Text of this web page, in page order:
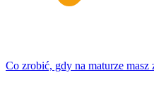
Co zrobić, gdy na maturze masz